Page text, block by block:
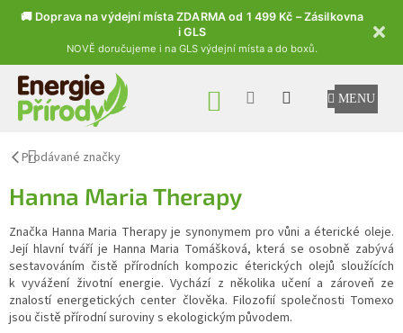
🚚 Doprava na výdejní místa ZDARMA od 1 499 Kč – Zásilkovna
i GLS
NOVĚ doručujeme i na GLS výdejní místa a do boxů.
Přejít na obsah
NÁKUPNÍ KOŠÍK
Prodávané značky
Hanna Maria Therapy
Značka Hanna Maria Therapy je synonymem pro vůni a éterické oleje.
Její hlavní tváří je Hanna Maria Tomášková, která se osobně zabývá
sestavováním čistě přírodních kompozic éterických olejů sloužících
k vyvážení životní energie. Vychází z několika učení a zároveň ze
znalostí energetických center člověka. Filozofií společnosti Tomexo
jsou čistě přírodní suroviny s ekologickým původem.